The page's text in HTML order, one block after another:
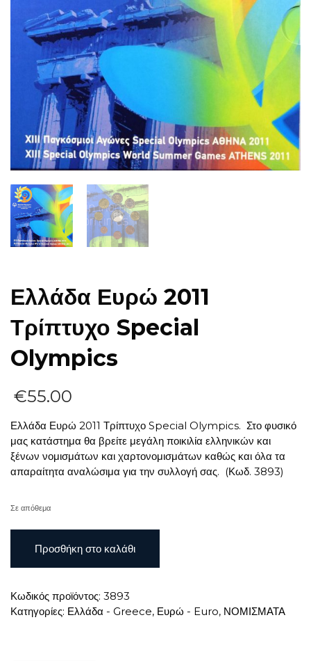
Ελλάδα Ευρώ 2011
Τρίπτυχο Special
Olympics
€55.00
Ελλάδα Ευρώ 2011 Τρίπτυχο Special Olympics. Στο φυσικό
μας κατάστημα θα βρείτε μεγάλη ποικιλία ελληνικών και
ξένων νομισμάτων και χαρτονομισμάτων καθώς και όλα τα
απαραίτητα αναλώσιμα για την συλλογή σας. (Κωδ. 3893)
Σε απόθεμα
Ευρώ
2011
Special
Olympics
Προσθήκη στο καλάθι
Κωδικός προϊόντος: 3893
Κατηγορίες: Ελλάδα - Greece, Ευρώ - Euro, ΝΟΜΙΣΜΑΤΑ